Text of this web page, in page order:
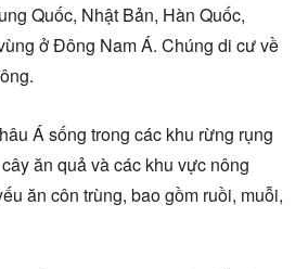
Quốc, Nhật Bản, Hàn Quốc,
ở Đông Nam Á. Chúng di cư về
Á sống trong các khu rừng rụng
ăn quả và các khu vực nông
ăn côn trùng, bao gồm ruồi, muỗi,